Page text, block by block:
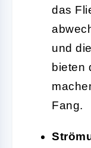
das
und
bieten
Fang.